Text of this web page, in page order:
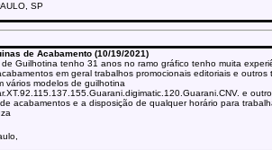
SP
de Acabamento (10/19/2021)
Guilhotina tenho 31 anos no ramo gráfico tenho muita
em geral trabalhos promocionais editoriais e outros
vários modelos de guilhotina
e
acabamentos e a disposição de qualquer horário para